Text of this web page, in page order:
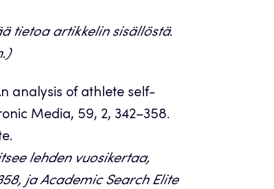
tietoa artikkelin sisällöstä.
analysis of athlete self-
Media, 59, 2, 342–358.
lehden vuosikertaa,
ja Academic Search Elite